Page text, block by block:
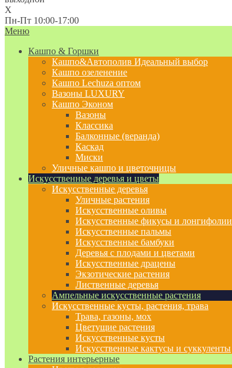
X
Пн-Пт 10:00-17:00
Меню
Кашпо & Горшки
Кашпо&Автополив Идеальный выбор
Кашпо озеленение
Кашпо Lechuza оптом
Вазоны LUXURY
Кашпо Эконом
Вазоны
Классика
Балконные (веранда)
Каскад
Миски
Уличные кашпо и цветочницы
Искусственные деревья и цветы
Искусственные деревья
Уличные растения
Искусственные оливы
Искусственные фикусы и лонгифолии
Искусственные пальмы
Искусственные бамбуки
Деревья с плодами и цветами
Искусственные драцены
Экзотические растения
Лиственные деревья
Ампельные искусственные растения
Искусственные кусты, растения, трава
Трава, газоны, мох
Цветущие растения
Искусственные кусты
Искусственные кактусы и суккуленты
Растения интерьерные